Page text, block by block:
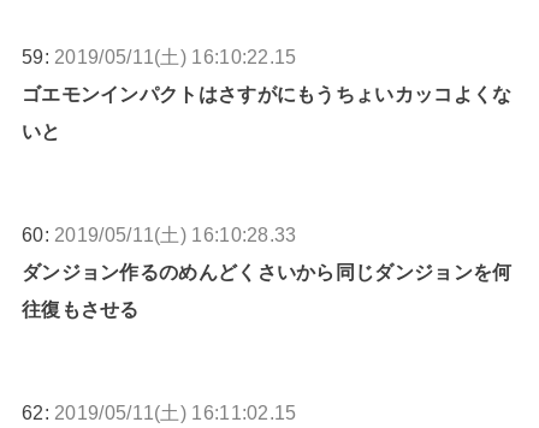
59: 2019/05/11(土) 16:10:22.15
ゴエモンインパクトはさすがにもうちょいカッコよくな
いと
60: 2019/05/11(土) 16:10:28.33
ダンジョン作るのめんどくさいから同じダンジョンを何
往復もさせる
62: 2019/05/11(土) 16:11:02.15